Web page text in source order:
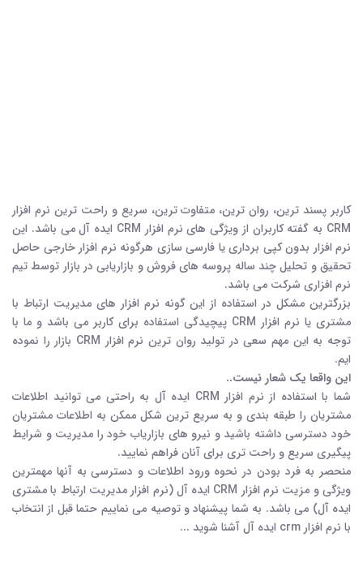
کاربر پسند ترین، روان ترین، متفاوت ترین، سریع و راحت ترین نرم افزار
CRM به گفته کاربران از ویژگی های نرم افزار CRM ایده آل می باشد. این
نرم افزار بدون کپی برداری یا فارسی سازی هرگونه نرم افزار خارجی حاصل
تحقیق و تحلیل چند ساله پروسه های فروش و بازاریابی در بازار توسط تیم
نرم افزاری شرکت می باشد.
بزرگترین مشکل در استفاده از این گونه نرم افزار های مدیریت ارتباط با
مشتری یا نرم افزار CRM پیچیدگی استفاده برای کاربر می باشد و ما با
توجه به این مهم سعی در تولید روان ترین نرم افزار CRM بازار را نموده
ایم.
این واقعا یک شعار نیست..
شما با استفاده از نرم افزار CRM ایده آل به راحتی می توانید اطلاعات
مشتریان را طبقه بندی و به سریع ترین شکل ممکن به اطلاعات مشتریان
خود دسترسی داشته باشید و نیرو های بازاریاب خود را مدیریت و شرایط
پیگیری سریع و راحت تری برای آنان فراهم نمایید.
منحصر به فرد بودن در نحوه ورود اطلاعات و دسترسی به آنها مهمترین
ویژگی و مزیت نرم افزار CRM ایده آل (نرم افزار مدیریت ارتباط با مشتری
ایده آل) می باشد. به شما پیشنهاد و توصیه می نماییم حتما قبل از انتخاب
با نرم افزار crm ایده آل آشنا شوید ...